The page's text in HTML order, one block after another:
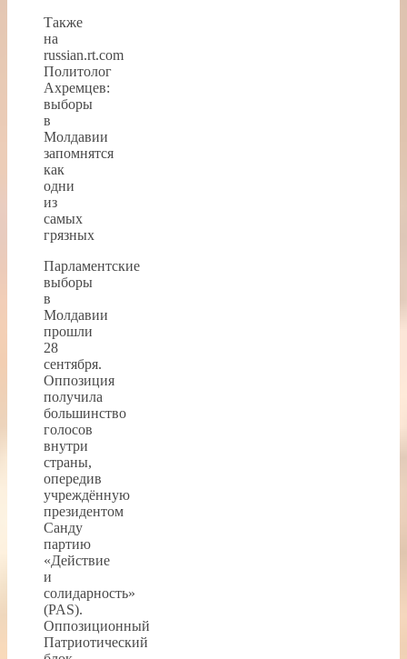
Также
на
russian.rt.com
Политолог
Ахремцев:
выборы
в
Молдавии
запомнятся
как
одни
из
самых
грязных
Парламентские
выборы
в
Молдавии
прошли
28
сентября.
Оппозиция
получила
большинство
голосов
внутри
страны,
опередив
учреждённую
президентом
Санду
партию
«Действие
и
солидарность»
(PAS).
Оппозиционный
Патриотический